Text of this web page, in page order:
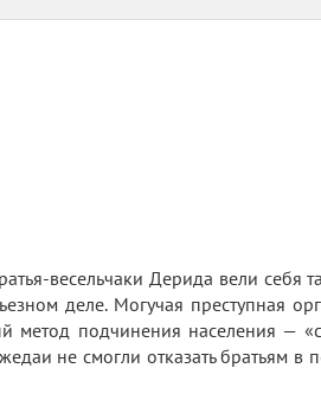
весельчаки Дерида вели себя
деле. Могучая преступная
подчинения населения —
не смогли отказать братьям